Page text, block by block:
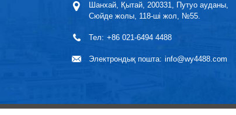
Шанхай, Қытай, 200331, Путуо ауданы,
Сюйде жолы, 118-ші жол, №55.
Тел: +86 021-6494 4488
Электрондық пошта: info@wy4488.com